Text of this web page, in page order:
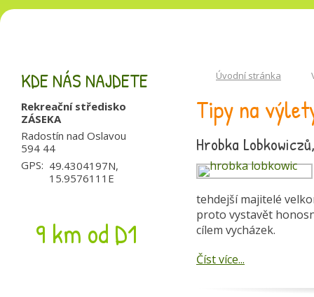
Úvodní stránka
Tipy na
Hrobka
tehdejší majitelé
proto vystavět
cílem vycházek.
Číst více...
KDE NÁS NAJDETE
Rekreační středisko
ZÁSEKA
Radostín nad Oslavou
594 44
GPS: 49.4304197N,
15.9576111E
9 km od D1